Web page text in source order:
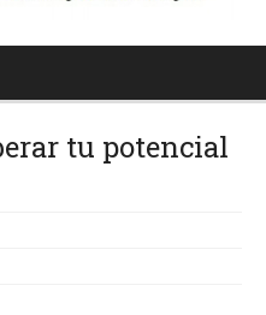
tu potencial